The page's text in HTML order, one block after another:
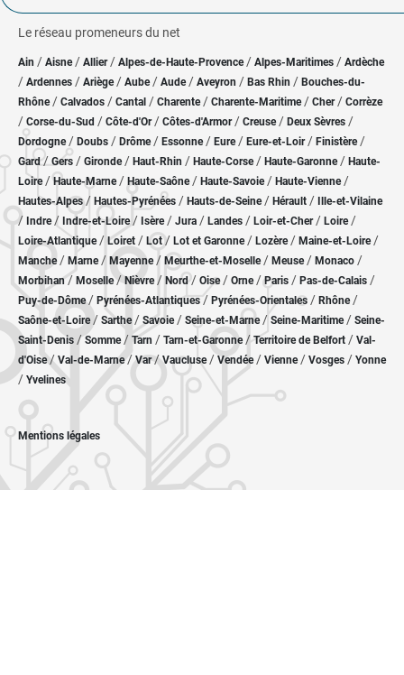
Le réseau promeneurs du net
Ain / Aisne/ Allier/ Alpes-de-Haute-Provence / Alpes-Maritimes / Ardèche
/ Ardennes / Ariège/ Aube/ Aude / Aveyron / Bas Rhin / Bouches-du-
Rhône/ Calvados / Cantal / Charente / Charente-Maritime/ Cher / Corrèze
/ Corse-du-Sud / Côte-d'Or / Côtes-d'Armor/ Creuse/ Deux Sèvres /
Dordogne/ Doubs / Drôme/ Essonne / Eure/ Eure-et-Loir / Finistère/
Gard/Gers / Gironde/ Haut-Rhin / Haute-Corse/ Haute-Garonne/ Haute-
Loire/Haute-Marne/ Haute-Saône/ Haute-Savoie/ Haute-Vienne/
Hautes-Alpes/ Hautes-Pyrénées / Hauts-de-Seine/ Hérault / Ille-et-Vilaine
/ Indre/ Indre-et-Loire/ Isère/ Jura / Landes / Loir-et-Cher/ Loire/
Loire-Atlantique/ Loiret / Lot/ Lot et Garonne/ Lozère / Maine-et-Loire/
Manche/ Marne/ Mayenne/ Meurthe-et-Moselle/ Meuse/ Monaco /
Morbihan/ Moselle/ Nièvre / Nord/ Oise / Orne/Paris / Pas-de-Calais /
Puy-de-Dôme/ Pyrénées-Atlantiques / Pyrénées-Orientales / Rhône/
Saône-et-Loire/ Sarthe/ Savoie/ Seine-et-Marne/ Seine-Maritime/ Seine-
Saint-Denis /Somme/ Tarn / Tarn-et-Garonne/Territoire de Belfort / Val-
d'Oise/ Val-de-Marne/Var/Vaucluse/ Vendée/ Vienne/ Vosges / Yonne
/ Yvelines
Mentions légales